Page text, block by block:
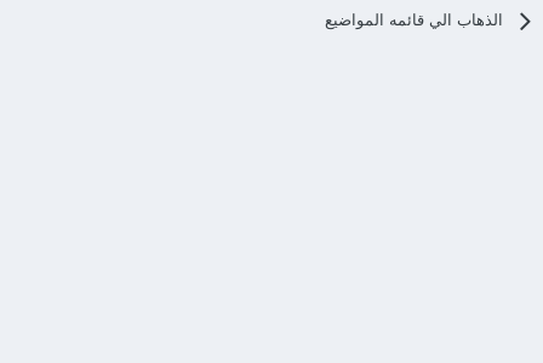
الذهاب الي قائمه المواضيع